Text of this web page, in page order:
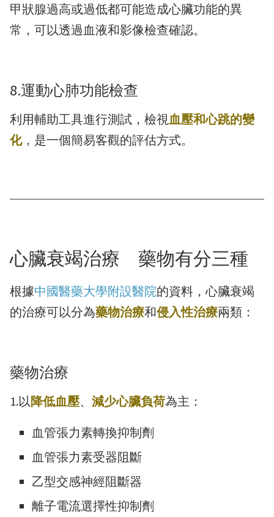
甲狀腺過高或過低都可能造成心臟功能的異
常，可以透過血液和影像檢查確認。
8.運動心肺功能檢查
利用輔助工具進行測試，檢視 血壓和心跳的變
化，是一個簡易客觀的評估方式。
心臟衰竭治療 藥物有分三種
根據中國醫藥大學附設醫院的資料，心臟衰竭
的治療可以分為藥物治療和侵入性治療兩類：
藥物治療
1.以降低血壓、 減少心臟負荷為主：
血管張力素轉換抑制劑
血管張力素受器阻斷
乙型交感神經阻斷器
離子電流選擇性抑制劑